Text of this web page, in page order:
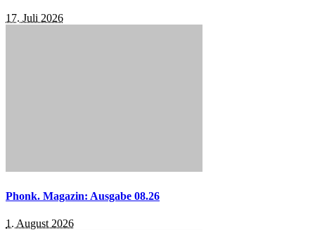
17. Juli 2026
Phonk. Magazin: Ausgabe 08.26
1. August 2026